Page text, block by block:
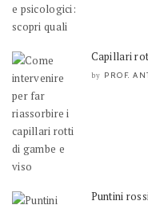
Capillari
by PROF.
Puntini